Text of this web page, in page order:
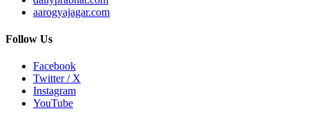
aarogyajagar.com
Follow Us
Facebook
Twitter / X
Instagram
YouTube